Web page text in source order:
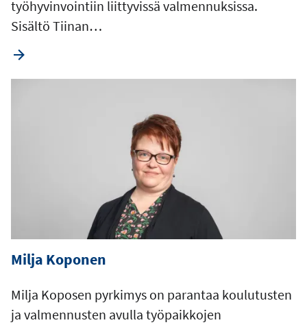
työhyvinvointiin liittyvissä valmennuksissa.
Sisältö Tiinan…
Milja Koponen
Milja Koposen pyrkimys on parantaa koulutusten
ja valmennusten avulla työpaikkojen